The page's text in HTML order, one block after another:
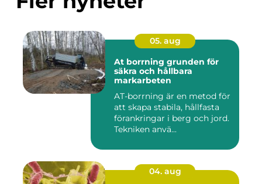
05. aug
At borrning grunden för
säkra och hållbara
markarbeten
AT-borrning är en metod för
att skapa stabila, hållfasta
förankringar i berg och jord.
Tekniken anvä...
04. aug